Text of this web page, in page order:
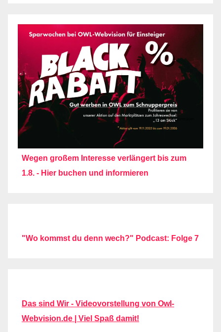
Wegen großem Interesse verlängert bis zum
1.8. - Hier buchen und informieren
"Wo kommst du denn wech?" Podcast: Folge 7
Das sind Wir - Videovorstellung von Owl-
Webvision.de | Viel Spaß damit!